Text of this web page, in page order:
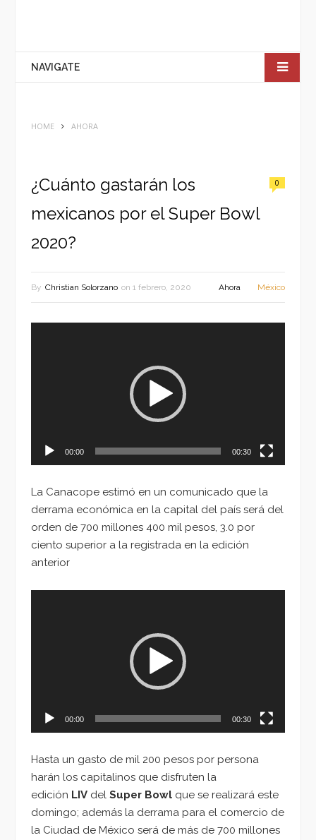
NAVIGATE
HOME AHORA
¿Cuánto gastarán los
mexicanos por el Super Bowl
2020?
0
By Christian Solorzano on 1 febrero, 2020 Ahora México
00:00 00:30
La Canacope estimó en un comunicado que la
derrama económica en la capital del país será del
orden de 700 millones 400 mil pesos, 3.0 por
ciento superior a la registrada en la edición
anterior
00:00 00:30
Hasta un gasto de mil 200 pesos por persona
harán los capitalinos que disfruten la
edición LIV del Super Bowl que se realizará este
domingo; además la derrama para el comercio de
la Ciudad de México será de más de 700 millones